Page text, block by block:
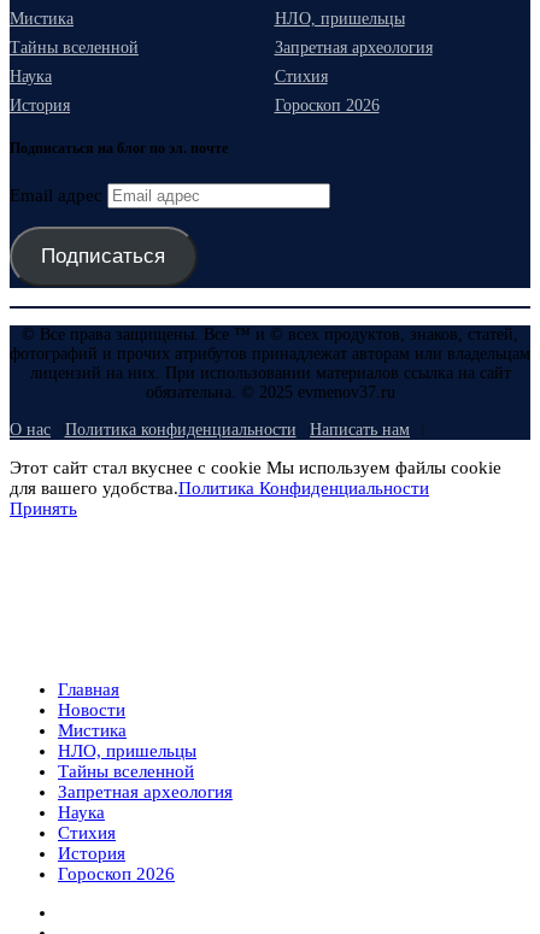
Мистика
НЛО, пришельцы
Тайны вселенной
Запретная археология
Наука
Стихия
История
Гороскоп 2026
Подписаться на блог по эл. почте
Email адрес
Подписаться
© Все права защищены. Все ™ и © всех продуктов, знаков, статей,
фотографий и прочих атрибутов принадлежат авторам или владельцам
лицензий на них. При использовании материалов ссылка на сайт
обязательна. © 2025 evmenov37.ru
О нас Политика конфиденциальности Написать нам
Этот сайт стал вкуснее с cookie Мы используем файлы cookie
для вашего удобства.Политика Конфиденциальности
Принять
Главная
Новости
Мистика
НЛО, пришельцы
Тайны вселенной
Запретная археология
Наука
Стихия
История
Гороскоп 2026